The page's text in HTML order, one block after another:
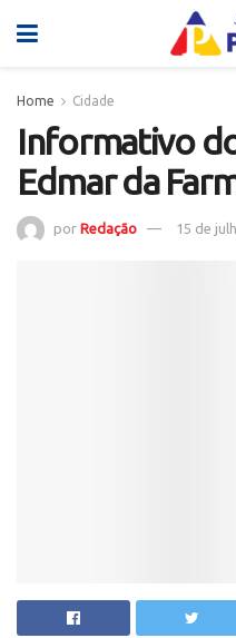
Home Cidade
Informativo
Edmar da
por Redação 15 de